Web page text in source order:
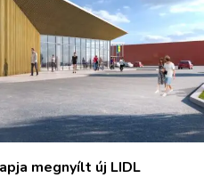
megnyílt új LIDL